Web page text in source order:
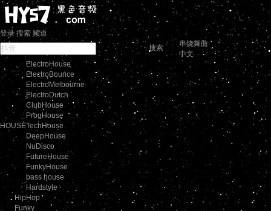
登录 搜索 频道
搜索
串烧舞曲
中文
HOUSE
ElectroHouse
ElectroBounce
ElectroMelbourne
ElectroDutch
ClubHouse
ProgHouse
TechHouse
DeepHouse
NuDisco
FutureHouse
FunkyHouse
bass house
Hardstyle
HipHop
Funky